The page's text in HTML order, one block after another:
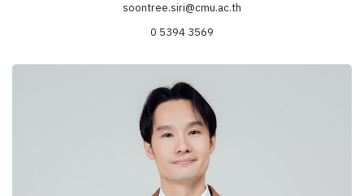
soontree.siri@cmu.ac.th
0 5394 3569